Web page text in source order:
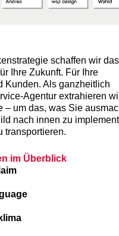
schaffen wir das
Ihre Zukunft. Für Ihre
Kunden. Als ganzheitlich
Agentur extrahieren
– um das, was Sie
nach innen zu
transportieren.
im Überblick